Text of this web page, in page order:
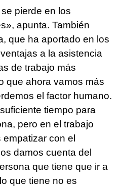
pierde en los
apunta. También
que ha aportado en los
a la asistencia
de trabajo más
que ahora vamos más
el factor humano.
tiempo para
pero en el trabajo
con el
damos cuenta del
que tiene que ir a
que tiene no es